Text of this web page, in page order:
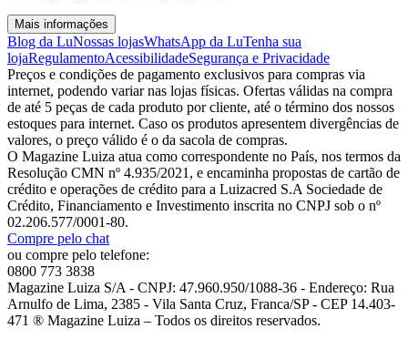
Mais informações
Blog da LuNossas lojasWhatsApp da LuTenha sua
lojaRegulamentoAcessibilidadeSegurança e Privacidade
Preços e condições de pagamento exclusivos para compras via
internet, podendo variar nas lojas físicas. Ofertas válidas na compra
de até 5 peças de cada produto por cliente, até o término dos nossos
estoques para internet. Caso os produtos apresentem divergências de
valores, o preço válido é o da sacola de compras.
O Magazine Luiza atua como correspondente no País, nos termos da
Resolução CMN nº 4.935/2021, e encaminha propostas de cartão de
crédito e operações de crédito para a Luizacred S.A Sociedade de
Crédito, Financiamento e Investimento inscrita no CNPJ sob o nº
02.206.577/0001-80.
Compre pelo chat
ou compre pelo telefone:
0800 773 3838
Magazine Luiza S/A - CNPJ: 47.960.950/1088-36 - Endereço: Rua
Arnulfo de Lima, 2385 - Vila Santa Cruz, Franca/SP - CEP 14.403-
471 ® Magazine Luiza – Todos os direitos reservados.